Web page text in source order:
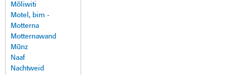
Möliwiti
Motel, bim -
Motterna
Motternawand
Münz
Naaf
Nachtweid